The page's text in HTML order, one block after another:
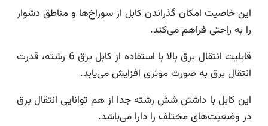
این خاصیت امکان گذراندن کابل از سوراخ‌ها و مناطق دشوار
را به راحتی فراهم می‌کند.
قابلیت انتقال برق بالا با استفاده از کابل برق 6 رشته، قدرت
انتقال برق به صورت موثری افزایش می‌یابد.
این کابل با داشتن شش رشته جدا از هم توانایی انتقال برق
در وضعیت‌های مختلف را دارا می‌باشد.